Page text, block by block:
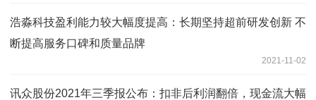
浩淼科技盈利能力较大幅度提高：长期坚持超前研发创新 不
断提高服务口碑和质量品牌
2021-11-02
讯众股份2021年三季报公布：扣非后利润翻倍，现金流大幅